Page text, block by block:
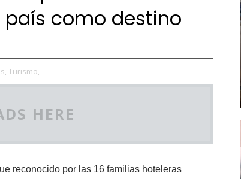
como destino
Turismo,
HERE
reconocido por las 16 familias hoteleras